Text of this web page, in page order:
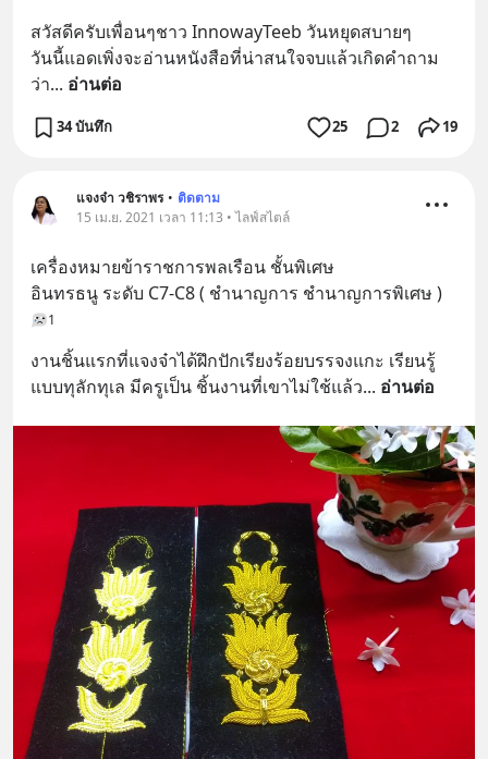
สวัสดีครับเพื่อนๆชาว InnowayTeeb วันหยุดสบายๆ
วันนี้แอดเพิ่งจะอ่านหนังสือที่น่าสนใจจบแล้วเกิดคำถาม
ว่า... อ่านต่อ
34 บันทึก 25 2 19
แจงจ๋า วชิราพร • ติดตาม
15 เม.ย. 2021 เวลา 11:13 • ไลฟ์สไตล์
เครื่องหมายข้าราชการพลเรือน ชั้นพิเศษ
อินทรธนู ระดับ C7-C8 ( ชำนาญการ ชำนาญการพิเศษ )
1
งานชิ้นแรกที่แจงจ๋าได้ฝึกปักเรียงร้อยบรรจงแกะ เรียนรู้
แบบทุลักทุเล มีครูเป็น ชิ้นงานที่เขาไม่ใช้แล้ว... อ่านต่อ